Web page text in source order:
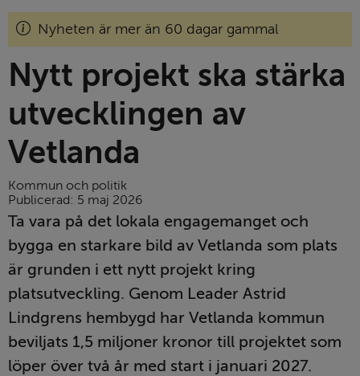
Nyheten är mer än 60 dagar gammal
Nytt projekt ska stärka
utvecklingen av
Vetlanda
Kommun och politik
Publicerad: 5 maj 2026
Ta vara på det lokala engagemanget och
bygga en starkare bild av Vetlanda som plats
är grunden i ett nytt projekt kring
platsutveckling. Genom Leader Astrid
Lindgrens hembygd har Vetlanda kommun
beviljats 1,5 miljoner kronor till projektet som
löper över två år med start i januari 2027.